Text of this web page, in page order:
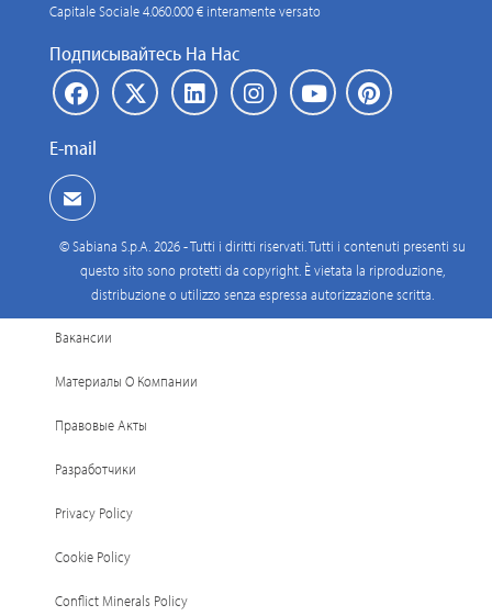
Capitale Sociale 4.060.000 € interamente versato
Подписывайтесь На Нас
E-mail
© Sabiana S.p.A. 2026 - Tutti i diritti riservati. Tutti i contenuti presenti su
questo sito sono protetti da copyright. È vietata la riproduzione,
distribuzione o utilizzo senza espressa autorizzazione scritta.
Вакансии
Материалы О Компании
Правовые Акты
Разработчики
Privacy Policy
Cookie Policy
Conflict Minerals Policy